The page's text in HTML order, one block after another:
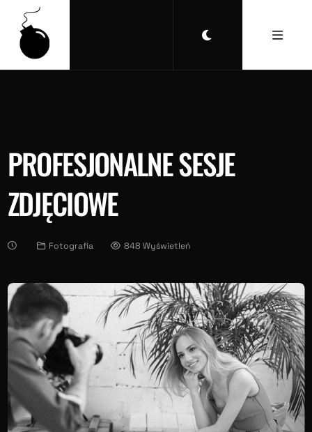
PROFESJONALNE SESJE
ZDJĘCIOWE
Fotografia 848 Wyświetleń